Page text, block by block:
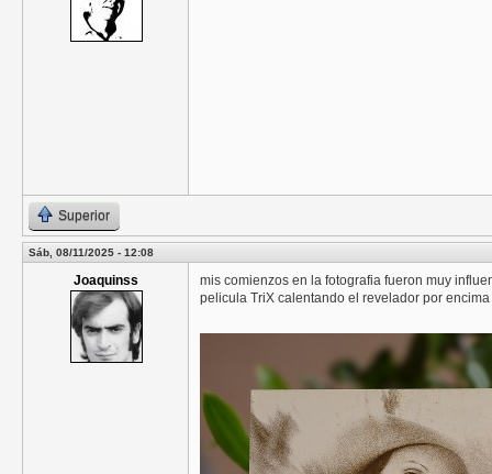
Superior
Sáb, 08/11/2025 - 12:08
Joaquinss
mis comienzos en la fotografia fueron muy
pelicula TriX calentando el revelador por